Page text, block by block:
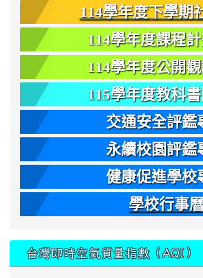
114學年度下學期
114學年度課
114學年度公
115學年度教科
交通安全評鑑
永續校園評鑑
健康促進學校
學校行事
台灣即時空氣質量指數（AQI）